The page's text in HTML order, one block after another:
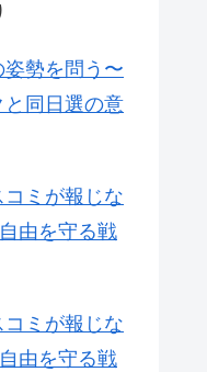
勢を問う〜
同日選の意
コミが報じな
由を守る戦
コミが報じな
由を守る戦